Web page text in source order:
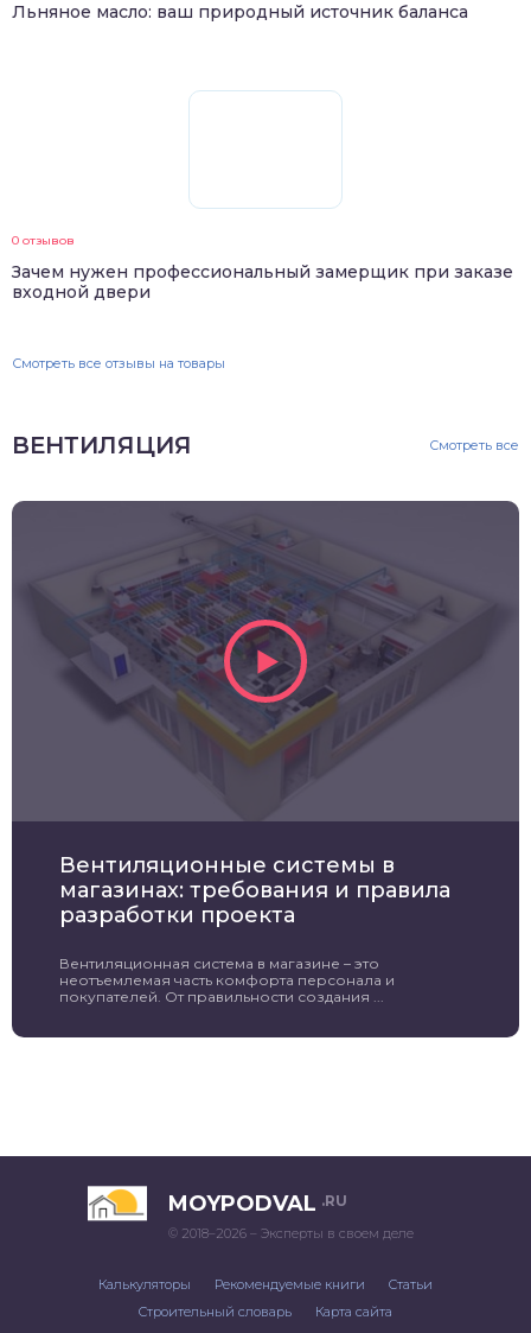
Льняное масло: ваш природный источник баланса
0 отзывов
Зачем нужен профессиональный замерщик при заказе
входной двери
Смотреть все отзывы на товары
ВЕНТИЛЯЦИЯ Смотреть все
Вентиляционные системы в
магазинах: требования и правила
разработки проекта
Вентиляционная система в магазине – это
неотъемлемая часть комфорта персонала и
покупателей. От правильности создания ...
MOYPODVAL .RU
© 2018–2026 – Эксперты в своем деле
Калькуляторы Рекомендуемые книги
Статьи
Строительный словарь
Карта сайта